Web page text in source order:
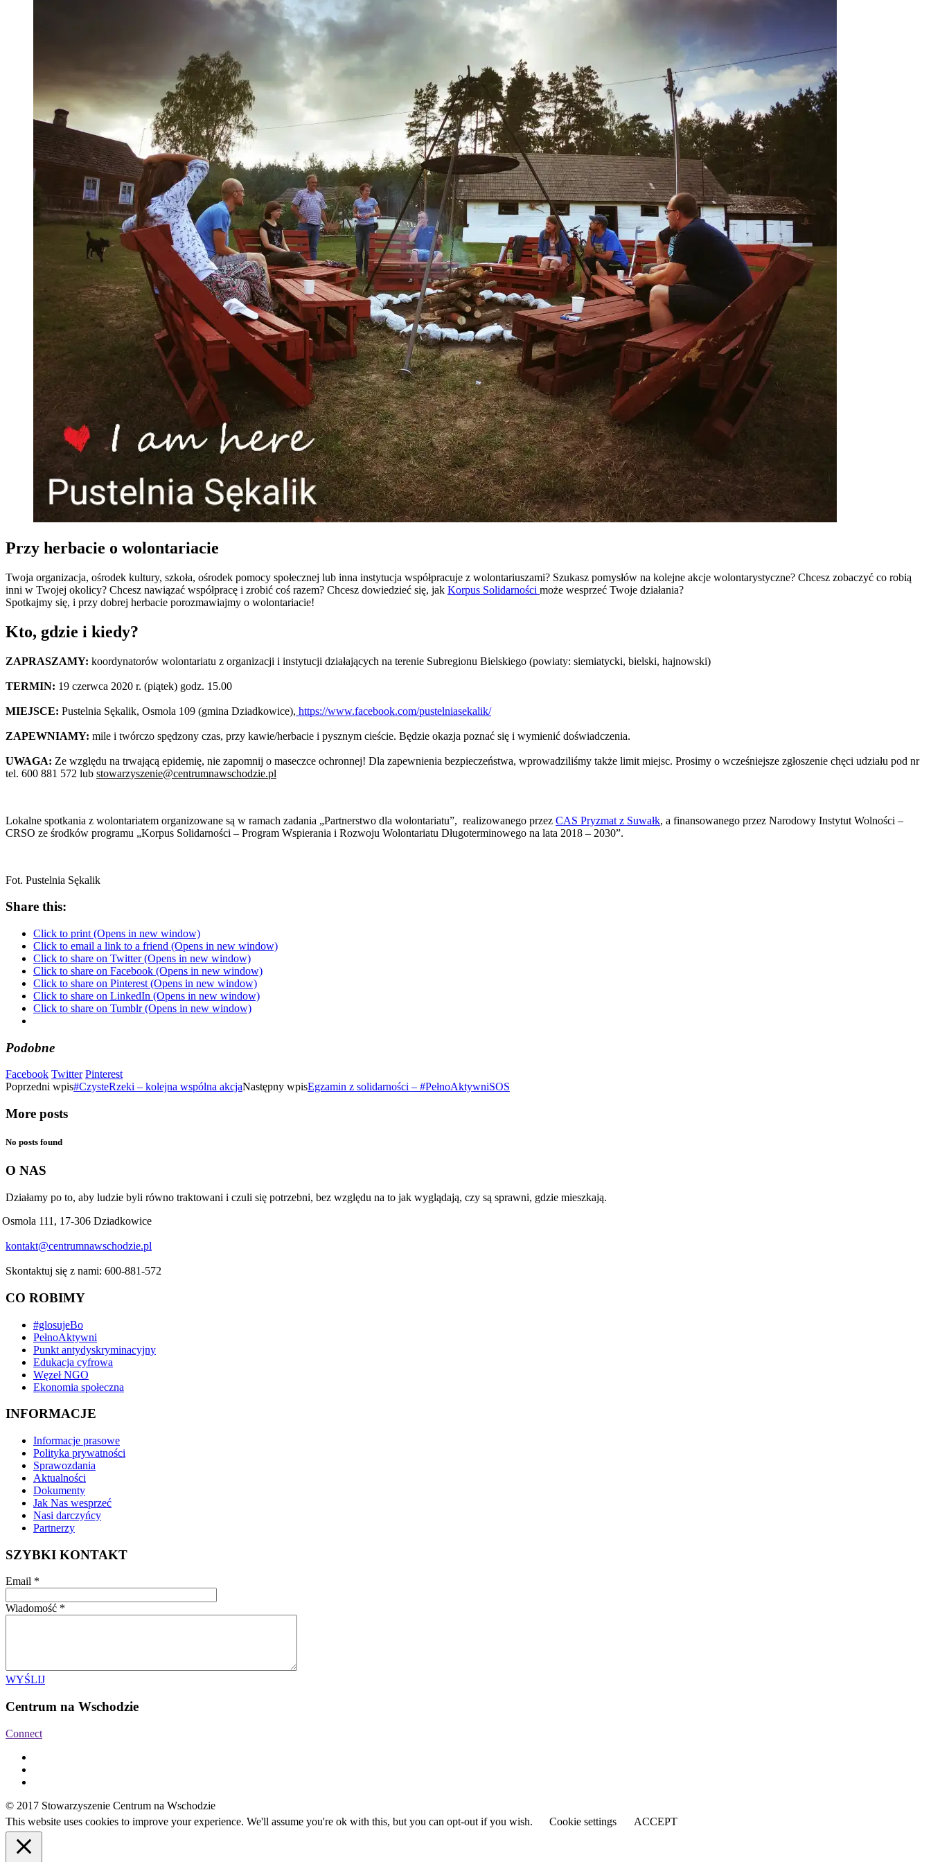
Przy herbacie o wolontariacie
Twoja organizacja, ośrodek kultury, szkoła, ośrodek pomocy społecznej lub inna instytucja współpracuje z wolontariuszami? Szukasz pomysłów na kolejne akcje wolontarystyczne? Chcesz zobaczyć co robią
inni w Twojej okolicy? Chcesz nawiązać współpracę i zrobić coś razem? Chcesz dowiedzieć się, jak Korpus Solidarności może wesprzeć Twoje działania?
Spotkajmy się, i przy dobrej herbacie porozmawiajmy o wolontariacie!
Kto, gdzie i kiedy?
ZAPRASZAMY: koordynatorów wolontariatu z organizacji i instytucji działających na terenie Subregionu Bielskiego (powiaty: siemiatycki, bielski, hajnowski)
TERMIN: 19 czerwca 2020 r. (piątek) godz. 15.00
MIEJSCE: Pustelnia Sękalik, Osmola 109 (gmina Dziadkowice), https://www.facebook.com/pustelniasekalik/
ZAPEWNIAMY: mile i twórczo spędzony czas, przy kawie/herbacie i pysznym cieście. Będzie okazja poznać się i wymienić doświadczenia.
UWAGA: Ze względu na trwającą epidemię, nie zapomnij o maseczce ochronnej! Dla zapewnienia bezpieczeństwa, wprowadziliśmy także limit miejsc. Prosimy o wcześniejsze zgłoszenie chęci udziału pod nr
tel. 600 881 572 lub stowarzyszenie@centrumnawschodzie.pl
Lokalne spotkania z wolontariatem organizowane są w ramach zadania „Partnerstwo dla wolontariatu”, realizowanego przez CAS Pryzmat z Suwałk, a finansowanego przez Narodowy Instytut Wolności –
CRSO ze środków programu „Korpus Solidarności – Program Wspierania i Rozwoju Wolontariatu Długoterminowego na lata 2018 – 2030”.
Fot. Pustelnia Sękalik
Share this:
Click to print (Opens in new window)
Click to email a link to a friend (Opens in new window)
Click to share on Twitter (Opens in new window)
Click to share on Facebook (Opens in new window)
Click to share on Pinterest (Opens in new window)
Click to share on LinkedIn (Opens in new window)
Click to share on Tumblr (Opens in new window)
Podobne
Facebook Twitter Pinterest
Poprzedni wpis#CzysteRzeki – kolejna wspólna akcjaNastępny wpisEgzamin z solidarności – #PełnoAktywniSOS
More posts
No posts found
O NAS
Działamy po to, aby ludzie byli równo traktowani i czuli się potrzebni, bez względu na to jak wyglądają, czy są sprawni, gdzie mieszkają.
Osmola 111, 17-306 Dziadkowice
kontakt@centrumnawschodzie.pl
Skontaktuj się z nami: 600-881-572
CO ROBIMY
#glosujeBo
PełnoAktywni
Punkt antydyskryminacyjny
Edukacja cyfrowa
Węzeł NGO
Ekonomia społeczna
INFORMACJE
Informacje prasowe
Polityka prywatności
Sprawozdania
Aktualności
Dokumenty
Jak Nas wesprzeć
Nasi darczyńcy
Partnerzy
SZYBKI KONTAKT
Email *
Wiadomość *
WYŚLIJ
Centrum na Wschodzie
Connect
© 2017 Stowarzyszenie Centrum na Wschodzie
This website uses cookies to improve your experience. We'll assume you're ok with this, but you can opt-out if you wish.
Cookie settings ACCEPT